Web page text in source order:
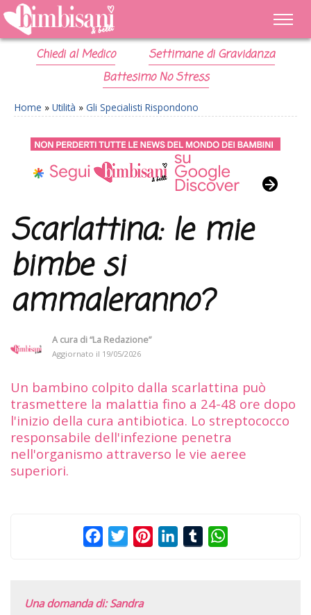
Chiedi al Medico
Settimane di Gravidanza
Battesimo No Stress
Home » Utilità » Gli Specialisti Rispondono
Scarlattina: le mie
bimbe si
ammaleranno?
A cura di“La Redazione”
Aggiornato il 19/05/2026
Un bambino colpito dalla scarlattina può
trasmettere la malattia fino a 24-48 ore dopo
l'inizio della cura antibiotica. Lo streptococco
responsabile dell'infezione penetra
nell'organismo attraverso le vie aeree
superiori.
FacebookTwitterPinterestLinkedInTumblr
Una domanda di: Sandra